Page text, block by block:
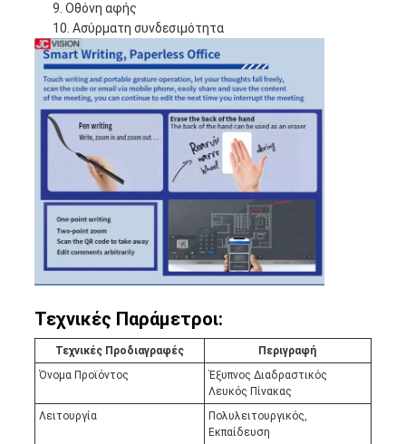
Οθόνη αφής
Ασύρματη συνδεσιμότητα
Τεχνικές Παράμετροι:
Τεχνικές Προδιαγραφές
Περιγραφή
Όνομα Προϊόντος
Έξυπνος Διαδραστικός
Λευκός Πίνακας
Λειτουργία
Πολυλειτουργικός,
Εκπαίδευση